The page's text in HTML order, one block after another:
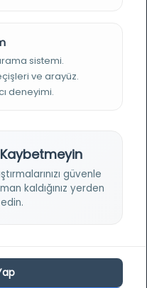
ait tarihî yazma ve
yayınları ve görsel
bir dijital
Kampüsü Avcılar,
sistemi.
ve arayüz.
deneyimi.
Kaybetmeyin
güvenle
kaldığınız yerden